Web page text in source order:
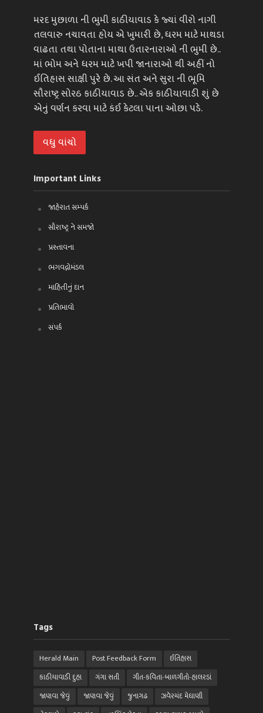
મરદ મુછાળા ની ભુમી કાઠીયાવાડ કે જ્યાં વીરો નાગી
તલવારુ નચાવતા હોય એ ખુમારી છે, ધરમ માટે માથડા
વાઢતા તથા પોતાના માથા ઉતારનારાઓ ની ભુમી છે..
માં ભોમ અને ધરમ માટે ખપી જાનારાઓ થી અહીં નો
ઈતિહાસ સાક્ષી પુરે છે. આ સંત અને સુરા ની ભૂમિ
સૌરાષ્ટ્ર સોરઠ કાઠીયાવાડ છે.. એક કાઠીયાવાડી શું છે
એનું વર્ણન કરવા માટે કંઈ કેટલા પાના ઓછા પડે.
વધુ વાંચો
Important Links
જાહેરાત સમ્પર્ક
સૌરાષ્ટ્ર ને સમજો
પ્રસ્તાવના
ભગવદ્ગોમંડલ
માહિતીનું દાન
પ્રતિભાવો
સંપર્ક
Tags
Herald Main Post Feedback Form
ઈતિહાસ
કાઠીયાવાડી દુહા
ગંગા સતી
ગીત-કવિતા-બાળગીતો-હાલરડાં
જાણવા જેવું
જાણવા જેવું જુનાગઢ
ઝવેરચંદ મેઘાણી